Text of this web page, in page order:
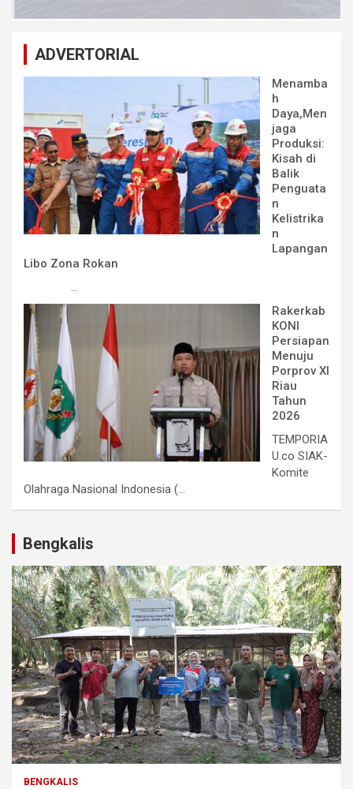
ADVERTORIAL
Menamba
h
Daya,Men
jaga
Produksi:
Kisah di
Balik
Penguata
n
Kelistrika
n
Lapangan
Libo Zona Rokan
...
Rakerkab
KONI
Persiapan
Menuju
Porprov XI
Riau
Tahun
2026
TEMPORIA
U.co SIAK-
Komite
Olahraga Nasional Indonesia (...
Bengkalis
BENGKALIS